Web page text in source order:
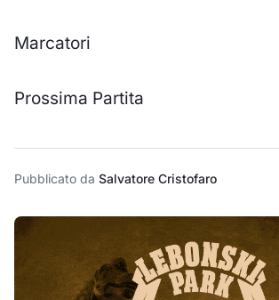
Marcatori
Prossima Partita
Pubblicato da Salvatore Cristofaro